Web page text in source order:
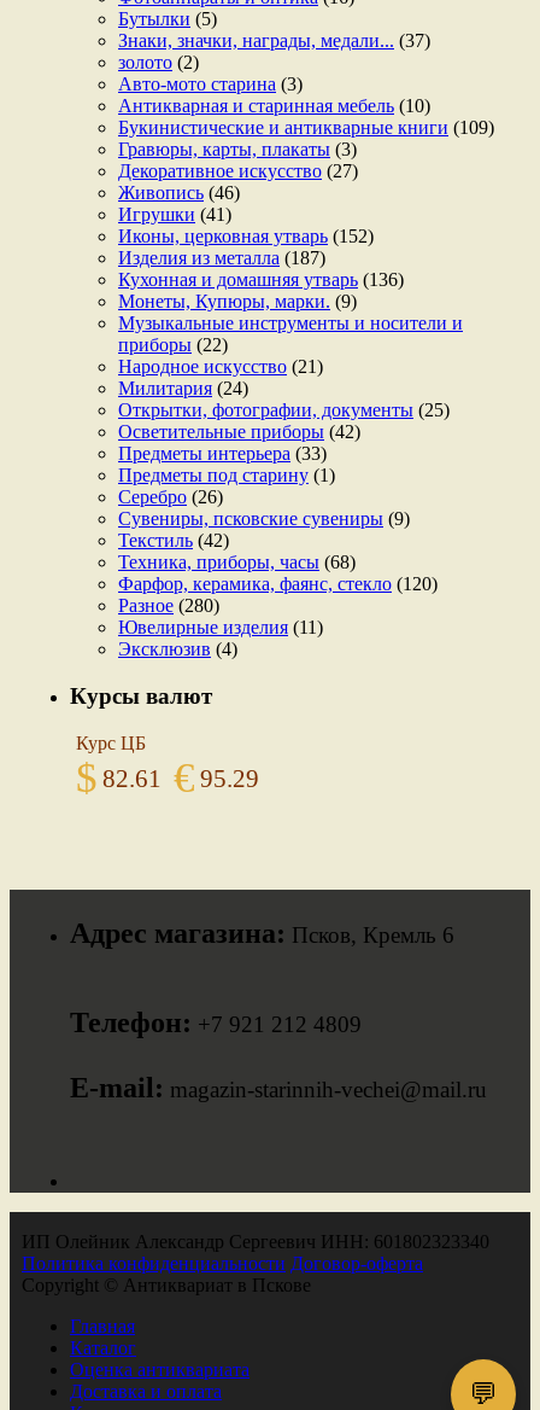
Бутылки (5)
Знаки, значки, награды, медали... (37)
золото (2)
Авто-мото старина (3)
Антикварная и старинная мебель (10)
Букинистические и антикварные книги (109)
Гравюры, карты, плакаты (3)
Декоративное искусство (27)
Живопись (46)
Игрушки (41)
Иконы, церковная утварь (152)
Изделия из металла (187)
Кухонная и домашняя утварь (136)
Монеты, Купюры, марки. (9)
Музыкальные инструменты и носители и
приборы (22)
Народное искусство (21)
Милитария (24)
Открытки, фотографии, документы (25)
Осветительные приборы (42)
Предметы интерьера (33)
Предметы под старину (1)
Серебро (26)
Сувениры, псковские сувениры (9)
Текстиль (42)
Техника, приборы, часы (68)
Фарфор, керамика, фаянс, стекло (120)
Разное (280)
Ювелирные изделия (11)
Эксклюзив (4)
Курсы валют
Курс ЦБ
$ 82.61 € 95.29
Адрес магазина: Псков, Кремль 6
Телефон: +7 921 212 4809
E-mail: magazin-starinnih-vechei@mail.ru
💬
ИП Олейник Александр Сергеевич ИНН: 601802323340
Политика конфиденциальности Договор-оферта
Copyright © Антиквариат в Пскове
Главная
Каталог
Оценка антиквариата
Доставка и оплата